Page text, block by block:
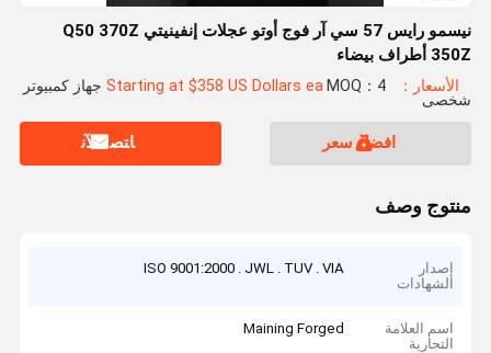
نيسمو رايس 57 سي آر فوج أوتو عجلات إنفينيتي Q50 370Z
350Z أطراف بيضاء
الأسعار：Starting at $358 US Dollars ea MOQ：4 جهاز كمبيوتر
شخصى
افضل سعر ﺎﺘﺼﻟ ﺍﻶﻧ
منتوج وصف
إصدار
الشهادات
ISO 9001:2000 . JWL . TUV . VIA
اسم العلامة
التجارية
Maining Forged